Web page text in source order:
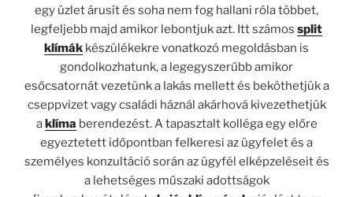
egy üzlet árusít és soha nem fog hallani róla többet,
legfeljebb majd amikor lebontjuk azt. Itt számos split
klímák készülékekre vonatkozó megoldásban is
gondolkozhatunk, a legegyszerűbb amikor
esőcsatornát vezetünk a lakás mellett és beköthetjük a
cseppvizet vagy családi háznál akárhová kivezethetjük
a klíma berendezést. A tapasztalt kolléga egy előre
egyeztetett időpontban felkeresi az ügyfelet és a
személyes konzultáció során az ügyfél elképzeléseit és
a lehetséges műszaki adottságok